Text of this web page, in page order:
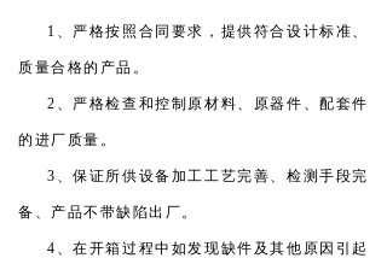
1、严格按照合同要求，提供符合设计标准、
质量合格的产品。
2、严格检查和控制原材料、原器件、配套件
的进厂质量。
3、保证所供设备加工工艺完善、检测手段完
备、产品不带缺陷出厂。
4、在开箱过程中如发现缺件及其他原因引起